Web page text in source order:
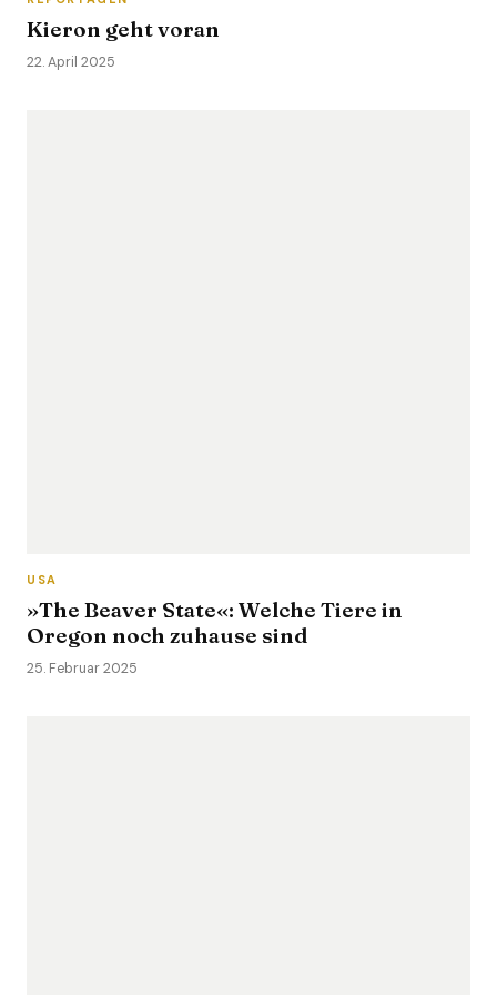
Kieron geht voran
22. April 2025
USA
»The Beaver State«: Welche Tiere in
Oregon noch zuhause sind
25. Februar 2025